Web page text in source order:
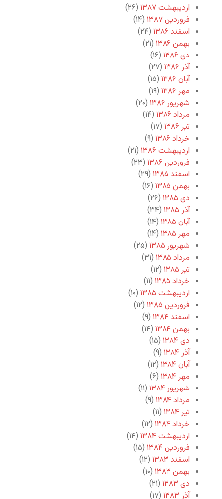
اردیبهشت ۱۳۸۷
(۲۶)
فروردین ۱۳۸۷
(۱۴)
اسفند ۱۳۸۶
(۲۴)
بهمن ۱۳۸۶
(۲۱)
دی ۱۳۸۶
(۱۶)
آذر ۱۳۸۶
(۲۷)
آبان ۱۳۸۶
(۱۵)
مهر ۱۳۸۶
(۱۹)
شهریور ۱۳۸۶
(۲۰)
مرداد ۱۳۸۶
(۱۴)
تیر ۱۳۸۶
(۱۷)
خرداد ۱۳۸۶
(۹)
اردیبهشت ۱۳۸۶
(۲۱)
فروردین ۱۳۸۶
(۲۳)
اسفند ۱۳۸۵
(۲۹)
بهمن ۱۳۸۵
(۱۶)
دی ۱۳۸۵
(۲۶)
آذر ۱۳۸۵
(۳۴)
آبان ۱۳۸۵
(۱۴)
مهر ۱۳۸۵
(۱۴)
شهریور ۱۳۸۵
(۲۵)
مرداد ۱۳۸۵
(۳۱)
تیر ۱۳۸۵
(۱۲)
خرداد ۱۳۸۵
(۱۱)
اردیبهشت ۱۳۸۵
(۱۰)
فروردین ۱۳۸۵
(۱۲)
اسفند ۱۳۸۴
(۹)
بهمن ۱۳۸۴
(۱۴)
دی ۱۳۸۴
(۱۵)
آذر ۱۳۸۴
(۹)
آبان ۱۳۸۴
(۱۲)
مهر ۱۳۸۴
(۶)
شهریور ۱۳۸۴
(۱۱)
مرداد ۱۳۸۴
(۹)
تیر ۱۳۸۴
(۱۱)
خرداد ۱۳۸۴
(۱۲)
اردیبهشت ۱۳۸۴
(۱۴)
فروردین ۱۳۸۴
(۱۵)
اسفند ۱۳۸۳
(۱۲)
بهمن ۱۳۸۳
(۱۰)
دی ۱۳۸۳
(۲۱)
آذر ۱۳۸۳
(۱۷)